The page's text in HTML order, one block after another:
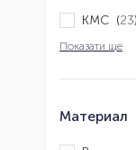
KMC (23)
Показати ще
Материал